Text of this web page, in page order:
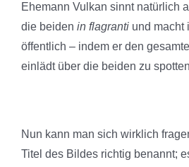
Ehemann Vulkan sinnt natürlich
die beiden in flagranti und macht
öffentlich – indem er den
einlädt über die beiden zu
Nun kann man sich wirklich
Titel des Bildes richtig benannt;